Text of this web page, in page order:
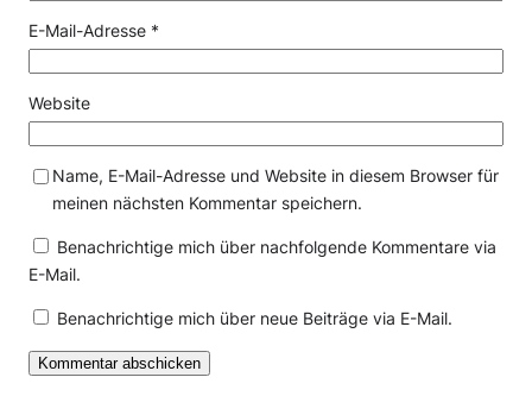
E-Mail-Adresse *
Website
Name, E-Mail-Adresse und Website in diesem Browser für
meinen nächsten Kommentar speichern.
Benachrichtige mich über nachfolgende Kommentare via
E-Mail.
Benachrichtige mich über neue Beiträge via E-Mail.